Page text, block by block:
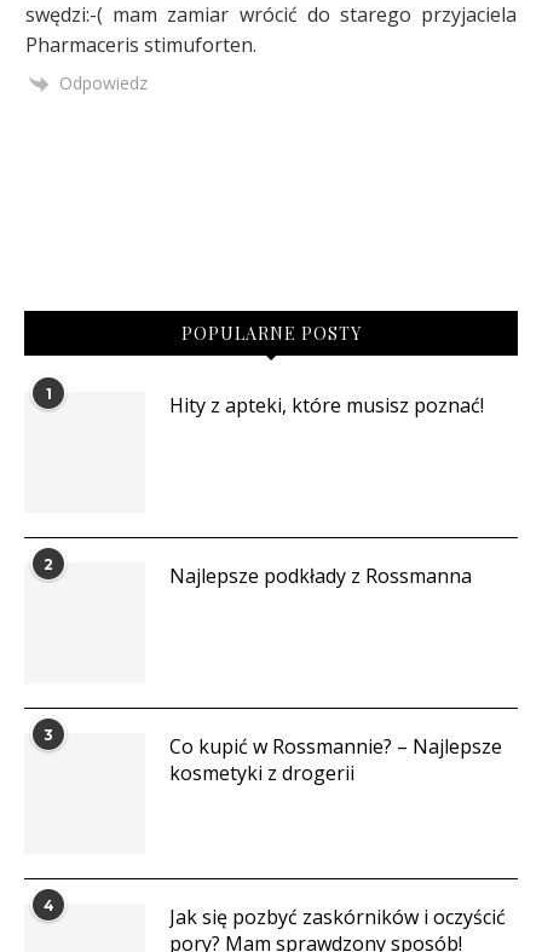
swędzi:-( mam zamiar wrócić do starego przyjaciela
Pharmaceris stimuforten.
Odpowiedz
POPULARNE POSTY
1 Hity z apteki, które musisz poznać!
2 Najlepsze podkłady z Rossmanna
3
Co kupić w Rossmannie? – Najlepsze
kosmetyki z drogerii
4
Jak się pozbyć zaskórników i oczyścić
pory? Mam sprawdzony sposób!